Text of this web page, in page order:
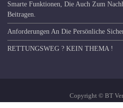
Smarte Funktionen, Die Auch Zum
Beitragen.
Anforderungen An Die Persönliche
RETTUNGSWEG ? KEIN THEMA !
Copyright © BT